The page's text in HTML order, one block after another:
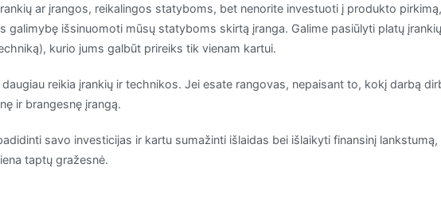
ar įrangos, reikalingos statyboms, bet nenorite investuoti į produkto
galimybę išsinuomoti mūsų statyboms skirtą įranga. Galime pasiūlyti platų
kurio jums galbūt prireiks tik vienam kartui.
daugiau reikia įrankių ir technikos. Jei esate rangovas, nepaisant to, kokį darbą
ir brangesnę įrangą.
savo investicijas ir kartu sumažinti išlaidas bei išlaikyti finansinį
taptų gražesnė.